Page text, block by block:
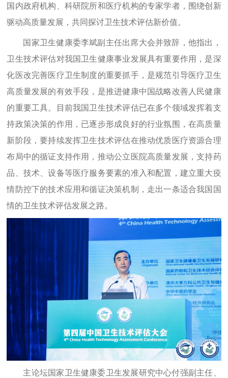
国内政府机构、科研院所和医疗机构的专家学者， 围绕创新
驱动高质量发展 ，共同探讨卫生技术评估新价值。
国家卫生健康委李斌副主任出席大会并致辞 ，他指出，
卫生技术评估对我国卫生健康事业发展具有重要作用，是深
化医改完善医疗卫生制度的重要抓手，是规范引导医疗卫生
高质量发展的有效手段，是推进健康中国战略改善人民健康
的重要工具。目前我国卫生技术评估已在多个领域发挥着支
持政策决策的作用，已逐步形成良好的行业氛围，在高质量
新阶段，要持续发挥卫生技术评估在推动优质医疗资源合理
布局中的循证支持作用，推动公立医院高质量发展，支持药
品、技术、设备等医疗服务要素的准入和配置，建立重大疫
情防控下的技术应用和循证决策机制，走出一条适合我国国
情的卫生技术评估发展之路。
主论坛国家卫生健康委卫生发展研究中心付强副主任、